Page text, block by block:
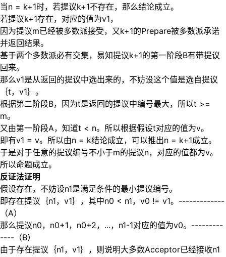
当n = k+1时，若提议k+1不存在，那么结论成立。
若提议k+1存在，对应的值为v1，
因为提议m已经被多数派接受，又k+1的Prepare被多数派承诺
并返回结果。
基于两个多数派必有交集，易知提议k+1的第一阶段B有带提议
回来。
那么v1是从返回的提议中选出来的，不妨设这个值是选自提议
｛t，v1｝。
根据第二阶段B，因为t是返回的提议中编号最大，所以t >=
m。
又由第一阶段A，知道t < n。所以根据假设t对应的值为v。
即有v1 = v。所以由n = k结论成立，可以推出n = k+1成立。
于是对于任意的提议编号不小于m的提议n，对应的值都为v。
所以命题成立。
反证法证明
假设存在，不妨设n1是满足条件的最小提议编号。
即存在提议｛n1，v1｝，其中n0 < n1，v0 != v1。-------------
（A）
那么提议n0，n0+1，n0+2，...，n1-1对应的值为v0。---------
----（B）
由于存在提议｛n1，v1｝，则说明大多数Acceptor已经接收n1